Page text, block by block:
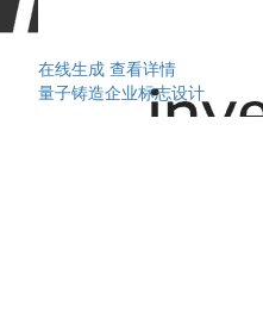
在线生成 查看详情
量子铸造企业标志设计